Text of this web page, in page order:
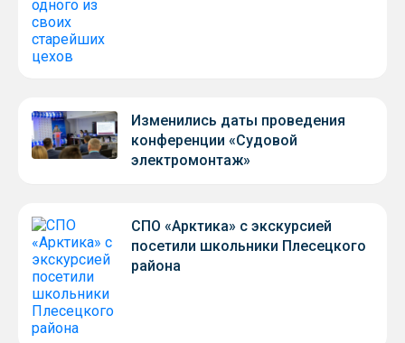
Изменились даты проведения
конференции «Судовой
электромонтаж»
СПО «Арктика» с экскурсией
посетили школьники Плесецкого
района